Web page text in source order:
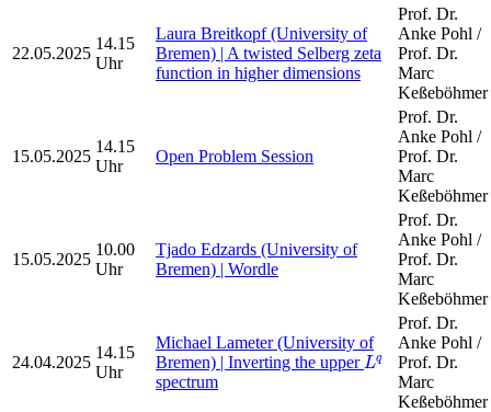
22.05.2025
14.15
Uhr
Laura Breitkopf (University of
Bremen) | A twisted Selberg zeta
function in higher dimensions
Prof. Dr.
Anke Pohl /
Prof. Dr.
Marc
Keßeböhmer
15.05.2025
14.15
Uhr
Open Problem Session
Prof. Dr.
Anke Pohl /
Prof. Dr.
Marc
Keßeböhmer
15.05.2025
10.00
Uhr
Tjado Edzards (University of
Bremen) | Wordle
Prof. Dr.
Anke Pohl /
Prof. Dr.
Marc
Keßeböhmer
24.04.2025
14.15
Uhr
Michael Lameter (University of
Bremen) | Inverting the upperLq
Lq
spectrum
Prof. Dr.
Anke Pohl /
Prof. Dr.
Marc
Keßeböhmer